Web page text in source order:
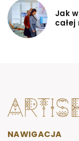
Jak
całej
NAWIGACJA